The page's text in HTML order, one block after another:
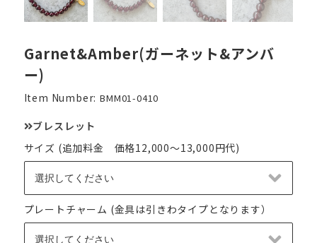
Garnet&Amber(ガーネット&アンバ
ー)
Item Number: BMM01-0410
ブレスレット
サイズ (追加料金 価格12,000～13,000円代)
プレートチャーム (金具は引きわタイプとなります）